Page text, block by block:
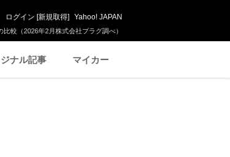
較（2026年2月株式会社プラグ調べ）
ログイン [新規取得] Yahoo! JAPAN
ナル記事 マイカー